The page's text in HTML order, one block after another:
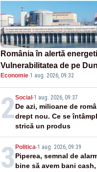
România în alertă
Vulnerabilitatea de pe
pune în pericol Centrala
cunoscută de pe vremea
Economie·1 aug. 2026, 09:32
2Social -1 aug. 2026, 09:37
De azi, milioane de
drept nou. Ce se
strică un produs
3 Politica-1 aug. 2026, 09:39
Piperea, semnal de
bine să avem bani